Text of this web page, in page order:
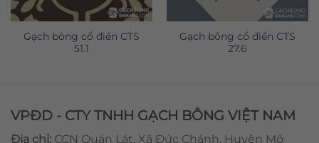
Gạch bông cổ điển CTS
51.1
Gạch bông cổ điển CTS
27.6
VPĐD - CTY TNHH GẠCH BÔNG VIỆT NAM
Địa chỉ: CCN Quán Lát, Xã Đức Chánh, Huyện Mộ